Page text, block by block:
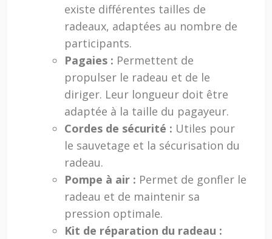
existe différentes tailles de
radeaux, adaptées au nombre de
participants.
Pagaies : Permettent de
propulser le radeau et de le
diriger. Leur longueur doit être
adaptée à la taille du pagayeur.
Cordes de sécurité : Utiles pour
le sauvetage et la sécurisation du
radeau.
Pompe à air : Permet de gonfler le
radeau et de maintenir sa
pression optimale.
Kit de réparation du radeau :